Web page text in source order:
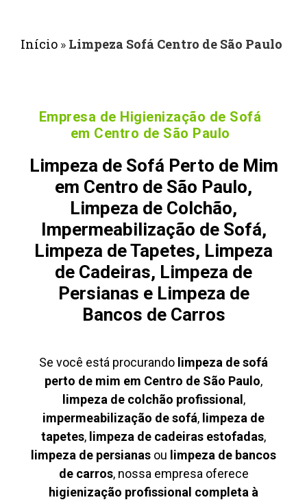
Início » Limpeza Sofá Centro de São Paulo
Empresa de Higienização de Sofá
em Centro de São Paulo
Limpeza de Sofá Perto de Mim
em Centro de São Paulo,
Limpeza de Colchão,
Impermeabilização de Sofá,
Limpeza de Tapetes, Limpeza
de Cadeiras, Limpeza de
Persianas e Limpeza de
Bancos de Carros
Se você está procurando limpeza de sofá
perto de mim em Centro de São Paulo,
limpeza de colchão profissional ,
impermeabilização de sofá, limpeza de
tapetes, limpeza de cadeiras estofadas,
limpeza de persianas ou limpeza de bancos
de carros, nossa empresa oferece
higienização profissional completa à